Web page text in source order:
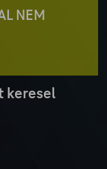
NEM
keresel